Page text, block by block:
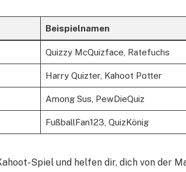
Beispielnamen
Quizzy McQuizface, Ratefuchs
Harry Quizter, Kahoot Potter
Among Sus, PewDieQuiz
FußballFan123, QuizKönig
Spiel und helfen dir, dich von der